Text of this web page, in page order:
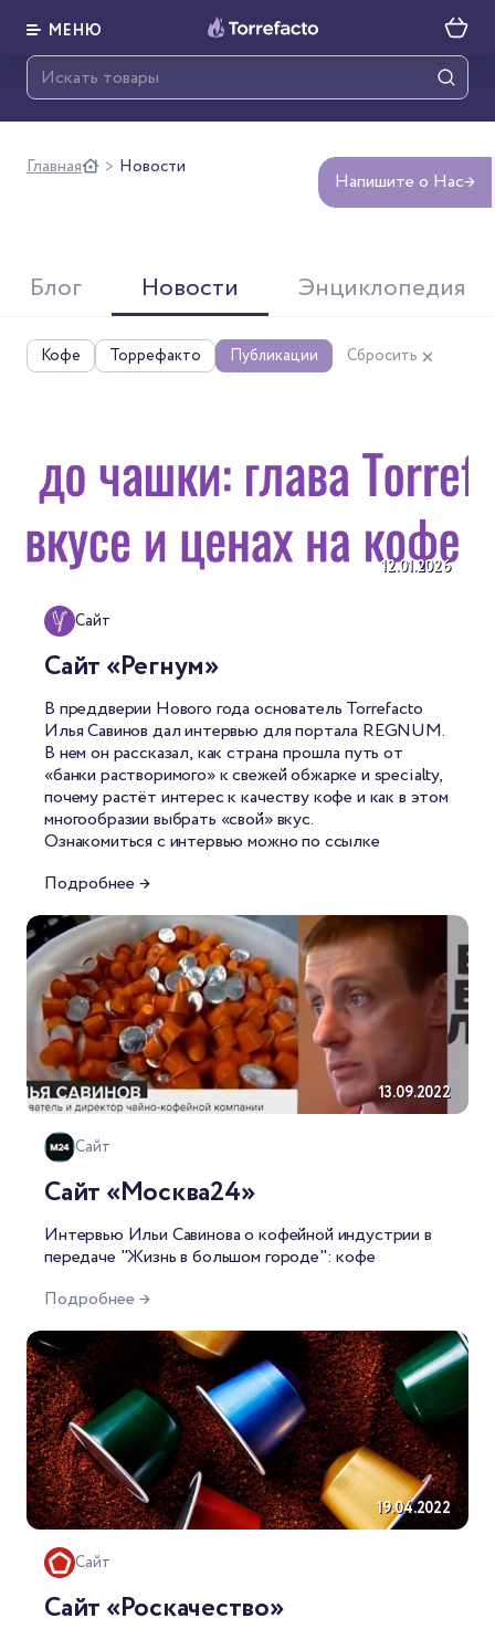
МЕНЮ
Главная > Новости
Напишите о Нас→
Блог Новости Энциклопедия
Кофе Торрефакто Публикации Сбросить
12.01.2026
Сайт
Сайт «Регнум»
В преддверии Нового года основатель Torrefacto
Илья Савинов дал интервью для портала REGNUM.
В нем он рассказал, как страна прошла путь от
«банки растворимого» к свежей обжарке и specialty,
почему растёт интерес к качеству кофе и как в этом
многообразии выбрать «свой» вкус.
Ознакомиться с интервью можнопо ссылке
Подробнее →
13.09.2022
Сайт
Сайт «Москва24»
Интервью Ильи Савинова о кофейной индустрии в
передаче "Жизнь в большом городе": кофе
Подробнее →
19.04.2022
Сайт
Сайт «Роскачество»